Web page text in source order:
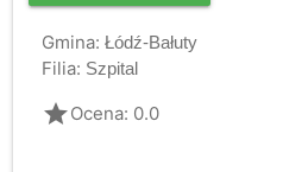
Gmina: Łódź-Bałuty
Filia: Szpital
gradeOcena: 0.0